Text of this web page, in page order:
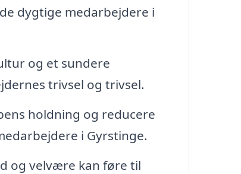
dygtige medarbejdere i
og et sundere
trivsel og trivsel.
holdning og reducere
i Gyrstinge.
og velvære kan føre til